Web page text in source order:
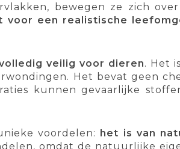
bewegen ze zich
voor een realistische
veilig voor dieren. Het
Het bevat geen
kunnen gevaarlijke
voordelen: het is van
omdat de natuurlijke